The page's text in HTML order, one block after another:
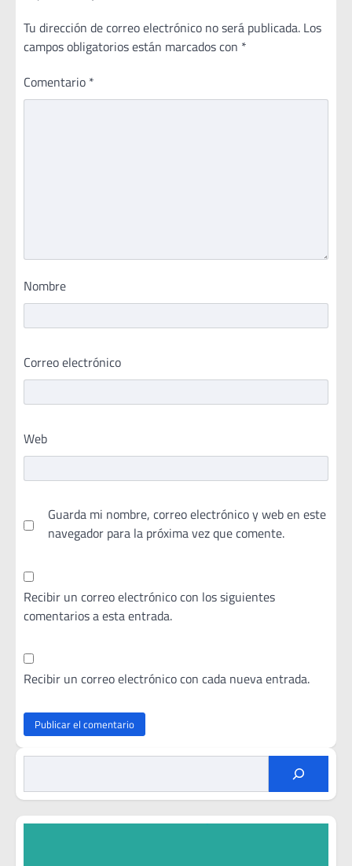
Tu dirección de correo electrónico no será publicada. Los
campos obligatorios están marcados con *
Comentario *
Nombre
Correo electrónico
Web
Guarda mi nombre, correo electrónico y web en este
navegador para la próxima vez que comente.
Recibir un correo electrónico con los siguientes
comentarios a esta entrada.
Recibir un correo electrónico con cada nueva entrada.